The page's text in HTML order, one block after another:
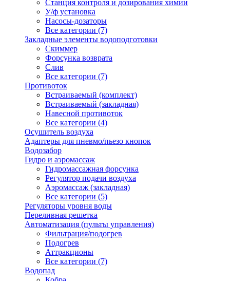
Станция контроля и дозирования химии
У/ф установка
Насосы-дозаторы
Все категории (7)
Закладные элементы водоподготовки
Скиммер
Форсунка возврата
Слив
Все категории (7)
Противоток
Встраиваемый (комплект)
Встраиваемый (закладная)
Навесной противоток
Все категории (4)
Осушитель воздуха
Адаптеры для пневмо/пьезо кнопок
Водозабор
Гидро и аэромассаж
Гидромассажная форсунка
Регулятор подачи воздуха
Аэромассаж (закладная)
Все категории (5)
Регуляторы уровня воды
Переливная решетка
Автоматизация (пульты управления)
Фильтрация/подогрев
Подогрев
Аттракционы
Все категории (7)
Водопад